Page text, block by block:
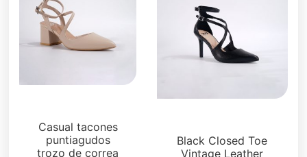
Casual tacones
puntiagudos
trozo de correa
Black Closed Toe
Vintage Leather